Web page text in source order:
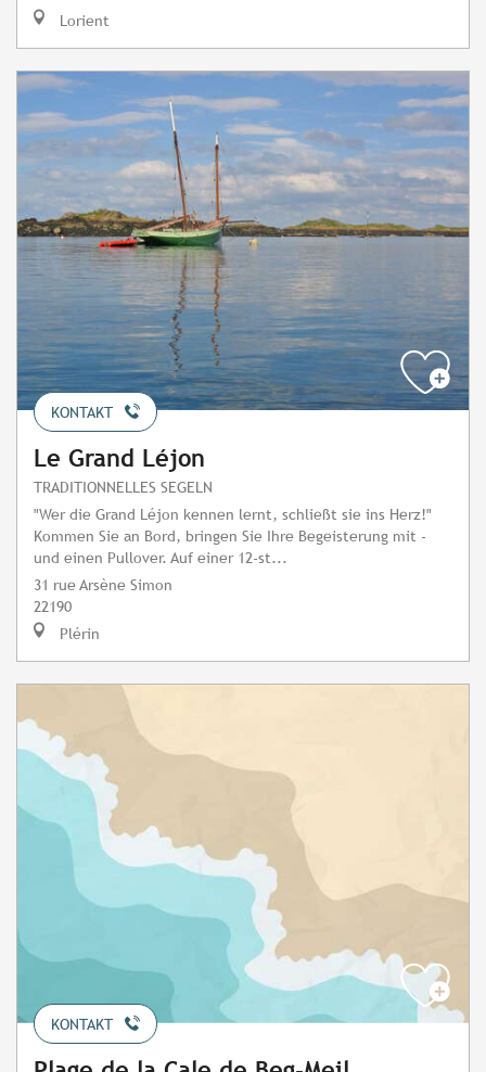
Lorient
KONTAKT
Le Grand Léjon
TRADITIONNELLES SEGELN
"Wer die Grand Léjon kennen lernt, schließt sie ins Herz!"
Kommen Sie an Bord, bringen Sie Ihre Begeisterung mit -
und einen Pullover. Auf einer 12-st...
31 rue Arsène Simon
22190
Plérin
KONTAKT